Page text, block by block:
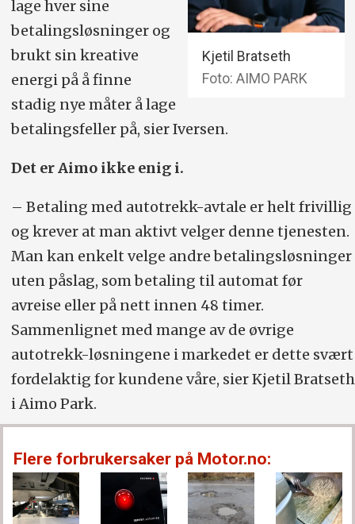
Kjetil Bratseth
Foto: AIMO PARK
lage hver sine
betalingsløsninger og
brukt sin kreative
energi på å finne
stadig nye måter å lage
betalingsfeller på, sier Iversen.
Det er Aimo ikke enig i.
– Betaling med autotrekk-avtale er helt frivillig
og krever at man aktivt velger denne tjenesten.
Man kan enkelt velge andre betalingsløsninger
uten påslag, som betaling til automat før
avreise eller på nett innen 48 timer.
Sammenlignet med mange av de øvrige
autotrekk-løsningene i markedet er dette svært
fordelaktig for kundene våre, sier Kjetil Bratseth
i Aimo Park.
Flere forbrukersaker på Motor.no: